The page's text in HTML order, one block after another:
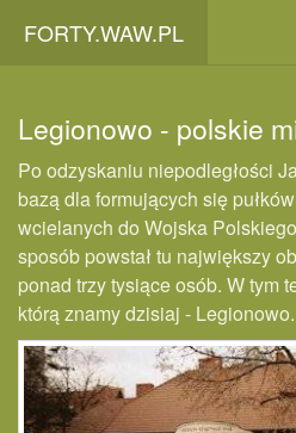
FORTY.WAW.PL
Legionowo - polskie
Po odzyskaniu niepodległości
bazą dla formujących się
wcielanych do Wojska
sposób powstał tu największy
ponad trzy tysiące osób. W tym
którą znamy dzisiaj - Legionowo.